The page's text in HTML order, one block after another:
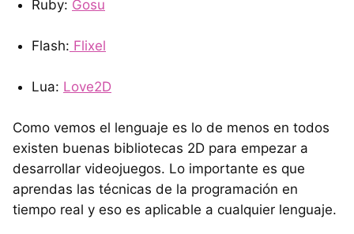
Ruby: Gosu
Flash: Flixel
Lua: Love2D
Como vemos el lenguaje es lo de menos en todos
existen buenas bibliotecas 2D para empezar a
desarrollar videojuegos. Lo importante es que
aprendas las técnicas de la programación en
tiempo real y eso es aplicable a cualquier lenguaje.